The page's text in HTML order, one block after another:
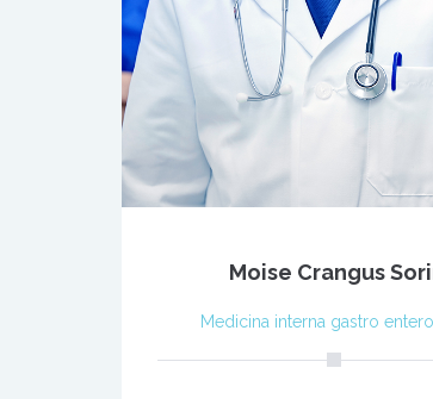
Moise Crangus
Medicina interna gastro